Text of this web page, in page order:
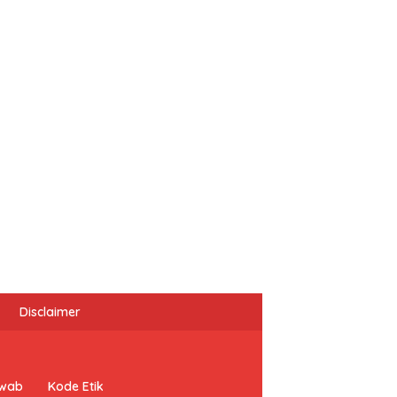
Disclaimer
Kode Etik